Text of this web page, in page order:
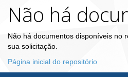
Não há
Não há documentos disponíveis no
sua solicitação.
Página inicial do repositório